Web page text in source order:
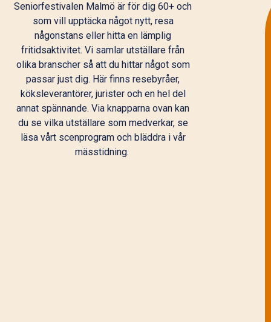
Seniorfestivalen Malmö är för dig 60+ och
som vill upptäcka något nytt, resa
någonstans eller hitta en lämplig
fritidsaktivitet. Vi samlar utställare från
olika branscher så att du hittar något som
passar just dig. Här finns resebyråer,
köksleverantörer, jurister och en hel del
annat spännande. Via knapparna ovan kan
du se vilka utställare som medverkar, se
läsa vårt scenprogram och bläddra i vår
mässtidning.